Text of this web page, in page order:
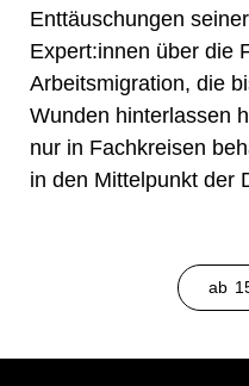
Enttäuschungen
Expert:innen über die
Arbeitsmigration, die
Wunden hinterlassen
nur in Fachkreisen
in den Mittelpunkt der
ab